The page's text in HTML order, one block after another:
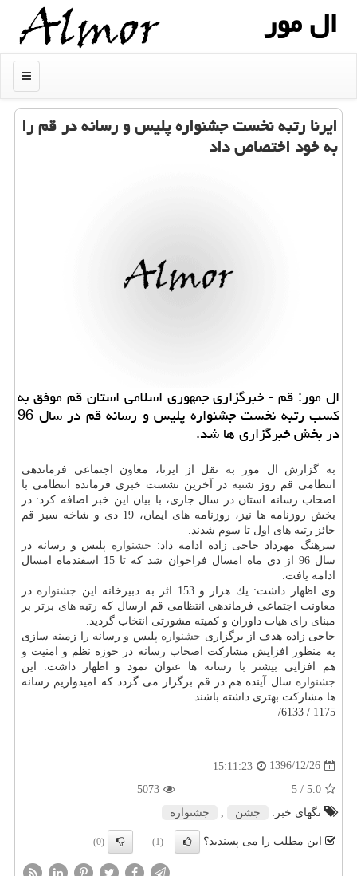
ال مور
منو
ایرنا رتبه نخست جشنواره پلیس و رسانه در قم را
به خود اختصاص داد
ال مور: قم - خبرگزاری جمهوری اسلامی استان قم موفق به
كسب رتبه نخست جشنواره پلیس و رسانه قم در سال 96
در بخش خبرگزاری ها شد.
به گزارش ال مور به نقل از ایرنا، معاون اجتماعی فرماندهی
انتظامی قم روز شنبه در آخرین نشست خبری فرمانده انتظامی با
اصحاب رسانه استان در سال جاری، با بیان این خبر اضافه كرد: در
بخش روزنامه ها نیز، روزنامه های ایمان، 19 دی و شاخه سبز قم
حائز رتبه های اول تا سوم شدند.
سرهنگ مهرداد حاجی زاده ادامه داد: جشنواره پلیس و رسانه در
سال 96 از دی ماه امسال فراخوان شد كه تا 15 اسفندماه امسال
ادامه یافت.
وی اظهار داشت: یك هزار و 153 اثر به دبیرخانه این
جشنواره در
معاونت اجتماعی فرماندهی انتظامی قم ارسال كه رتبه های برتر بر
مبنای رای هیات داوران و كمیته مشورتی انتخاب گردید.
حاجی زاده هدف از برگزاری جشنواره پلیس و رسانه را زمینه سازی
به منظور افزایش مشاركت اصحاب رسانه در حوزه نظم و امنیت و
هم افزایی بیشتر با رسانه ها عنوان نمود و اظهار داشت: این
جشنواره سال آینده هم در قم برگزار می گردد كه امیدواریم رسانه
ها مشاركت بهتری داشته باشند.
1175 / 6133/
1396/12/26
15:11:23
5.0
/ 5
5073
تگهای خبر:
جشن جشنواره
این مطلب را می پسندید؟ (1)
(0)